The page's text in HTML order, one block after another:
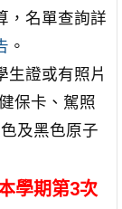
，名單查詢詳
。
生證或有照片
保卡、駕照
及黑色原子
學期第3次